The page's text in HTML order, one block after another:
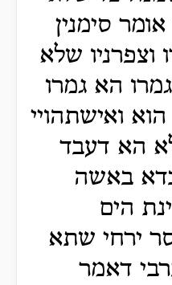
סימנין
וצפרניו שלא
הא גמרו
ואישתהויי
הא דעבד
באשה
הים
ירחי שתא
דאמר